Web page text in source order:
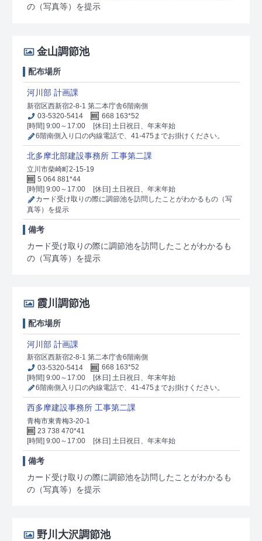
の（写真等）を提示
金山調節池
配布場所
河川部 計画課
新宿区西新宿2-8-1 第二本庁舎6階南側
03-5320-5414
668 163*52
[時間] 9:00～17:00
[休日] 土日祝日、年末年始
6階南側入り口の内線電話で、41-475までお掛けください。
北多摩北部建設事務所 工事第二課
立川市柴崎町2-15-19
5 064 881*44
[時間] 9:00～17:00
[休日] 土日祝日、年末年始
カード受け取りの際に調節池を訪問したことがわかるもの（写
真等）を提示
備考
カード受け取りの際に調節池を訪問したことがわかるも
の（写真等）を提示
霞川調節池
配布場所
河川部 計画課
新宿区西新宿2-8-1 第二本庁舎6階南側
03-5320-5414
668 163*52
[時間] 9:00～17:00
[休日] 土日祝日、年末年始
6階南側入り口の内線電話で、41-475までお掛けください。
西多摩建設事務所 工事第二課
青梅市東青梅3-20-1
23 738 470*41
[時間] 9:00～17:00
[休日] 土日祝日、年末年始
備考
カード受け取りの際に調節池を訪問したことがわかるも
の（写真等）を提示
野川大沢調節池